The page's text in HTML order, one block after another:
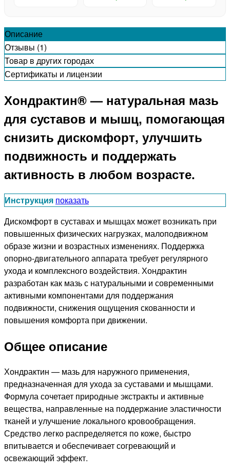
Описание
Отзывы (1)
Товар в других городах
Сертификаты и лицензии
Хондрактин® — натуральная мазь
для суставов и мышц, помогающая
снизить дискомфорт, улучшить
подвижность и поддержать
активность в любом возрасте.
Инструкция показать
Дискомфорт в суставах и мышцах может возникать при
повышенных физических нагрузках, малоподвижном
образе жизни и возрастных изменениях. Поддержка
опорно-двигательного аппарата требует регулярного
ухода и комплексного воздействия. Хондрактин
разработан как мазь с натуральными и современными
активными компонентами для поддержания
подвижности, снижения ощущения скованности и
повышения комфорта при движении.
Общее описание
Хондрактин — мазь для наружного применения,
предназначенная для ухода за суставами и мышцами.
Формула сочетает природные экстракты и активные
вещества, направленные на поддержание эластичности
тканей и улучшение локального кровообращения.
Средство легко распределяется по коже, быстро
впитывается и обеспечивает согревающий и
освежающий эффект.